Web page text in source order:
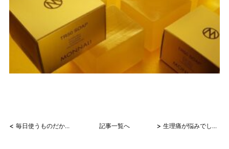
< 毎日使うものだからこそ！ 記事一覧へ > 生理痛が悩みでした